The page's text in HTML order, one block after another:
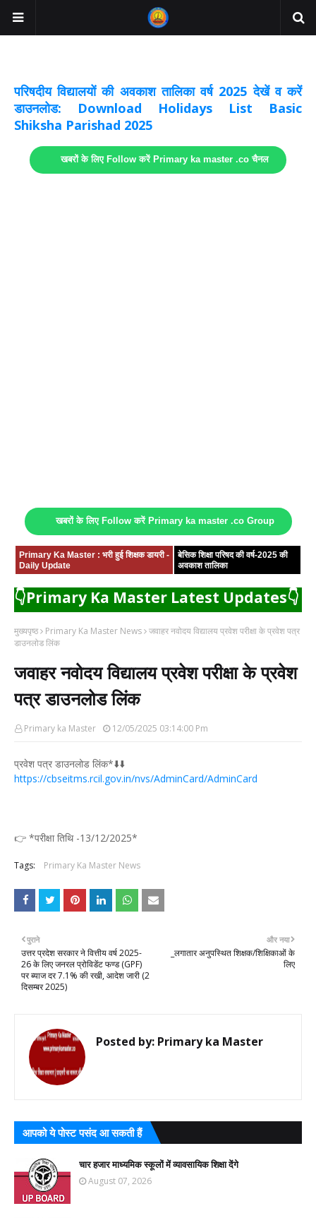
परिषदीय विद्यालयों की अवकाश तालिका वर्ष 2025 देखें व करें
डाउनलोड: Download Holidays List Basic
Shiksha Parishad 2025
खबरों के लिए Follow करें Primary ka master .co चैनल
खबरों के लिए Follow करें Primary ka master .co Group
Primary Ka Master : भरी हुई शिक्षक डायरी -
Daily Update
बेसिक शिक्षा परिषद की वर्ष-2025 की
अवकाश तालिका
👇Primary Ka Master Latest Updates👇
मुख्यपृष्ठ Primary Ka Master News जवाहर नवोदय विद्यालय प्रवेश परीक्षा के प्रवेश पत्र
डाउनलोड लिंक
जवाहर नवोदय विद्यालय प्रवेश परीक्षा के प्रवेश
पत्र डाउनलोड लिंक
Primary ka Master 12/05/2025 03:14:00 Pm
प्रवेश पत्र डाउनलोड लिंक*⬇️⬇️
https://cbseitms.rcil.gov.in/nvs/AdminCard/AdminCard
👉 *परीक्षा तिथि -13/12/2025*
Tags: Primary Ka Master News
और नया
_लगातार अनुपस्थित शिक्षक/शिक्षिकाओं के
लिए
पुराने
उत्तर प्रदेश सरकार ने वित्तीय वर्ष 2025-
26 के लिए जनरल प्रोविडेंट फण्ड (GPF)
पर ब्याज दर 7.1% की रखी, आदेश जारी (2
दिसम्बर 2025)
Posted by: Primary ka Master
आपको ये पोस्ट पसंद आ सकती हैं
चार हजार माध्यमिक स्कूलों में व्यावसायिक शिक्षा देंगे
August 07, 2026